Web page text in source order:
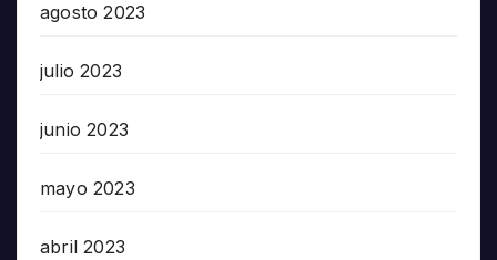
agosto 2023
julio 2023
junio 2023
mayo 2023
abril 2023